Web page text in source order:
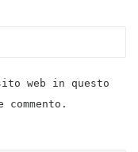
web in questo